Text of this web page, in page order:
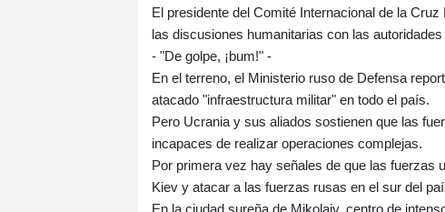
El presidente del Comité Internacional de la
las discusiones humanitarias con las
- "De golpe, ¡bum!" -
En el terreno, el Ministerio ruso de Defensa
atacado "infraestructura militar" en todo el país.
Pero Ucrania y sus aliados sostienen que las
incapaces de realizar operaciones complejas.
Por primera vez hay señales de que las fuerzas
Kiev y atacar a las fuerzas rusas en el sur del